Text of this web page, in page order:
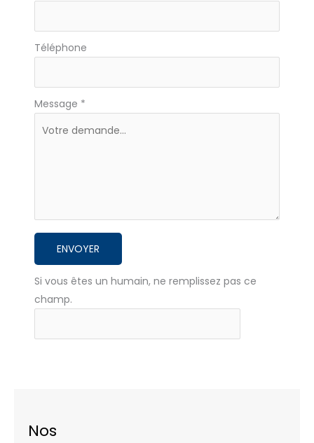
Téléphone
Message *
ENVOYER
Si vous êtes un humain, ne remplissez pas ce
champ.
Nos